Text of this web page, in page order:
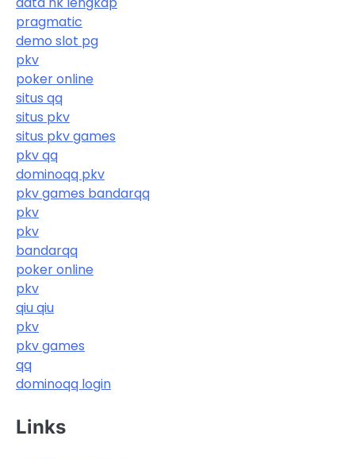
pragmatic
demo slot pg
pkv
poker online
situs qq
situs pkv
situs pkv games
pkv qq
dominoqq pkv
pkv games bandarqq
pkv
pkv
bandarqq
poker online
pkv
qiu qiu
pkv
pkv games
qq
dominoqq login
Links